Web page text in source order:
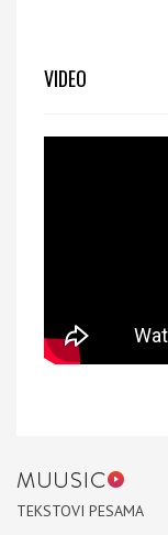
VIDEO
TEKSTOVI PESAMA